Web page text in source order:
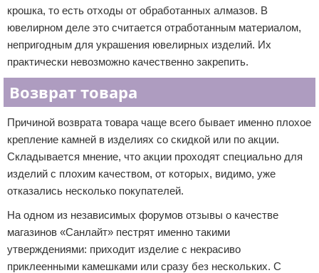
крошка, то есть отходы от обработанных алмазов. В
ювелирном деле это считается отработанным материалом,
непригодным для украшения ювелирных изделий. Их
практически невозможно качественно закрепить.
Возврат товара
Причиной возврата товара чаще всего бывает именно плохое
крепление камней в изделиях со скидкой или по акции.
Складывается мнение, что акции проходят специально для
изделий с плохим качеством, от которых, видимо, уже
отказались несколько покупателей.
На одном из независимых форумов отзывы о качестве
магазинов «Санлайт» пестрят именно такими
утверждениями: приходит изделие с некрасиво
приклеенными камешками или сразу без нескольких. С